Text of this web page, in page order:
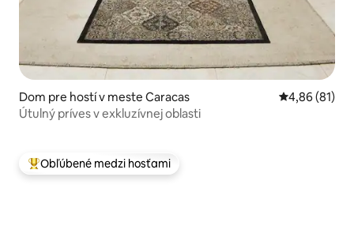
Dom pre hostí v meste Caracas Priemerné
4,86 (81)
Útulný príves v exkluzívnej oblasti
Najobľúbenejšie medzi hosťami
Obľúbené medzi hosťami